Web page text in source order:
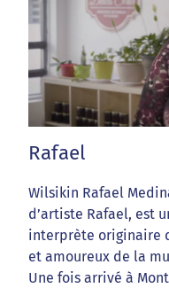
Rafael
Wilsikin Rafael
d’artiste Rafael, est
interprète originaire
et amoureux de la
Une fois arrivé à